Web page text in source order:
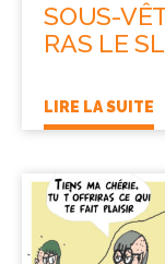
SOUS-
RAS LE
LIRE LA SUITE